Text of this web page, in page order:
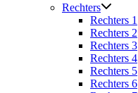
Rechters
Rechters 1
Rechters 2
Rechters 3
Rechters 4
Rechters 5
Rechters 6